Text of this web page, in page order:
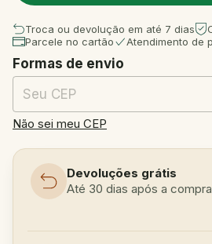
Troca ou devolução em até 7 dias
Parcele no cartão
Atendimento de
Entregas para o CEP:
Formas de envio
Não sei meu CEP
Devoluções grátis
Até 30 dias após a compra